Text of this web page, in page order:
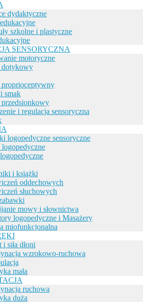
dydaktyczne
szkolne i plastyczne
SENSORYCZNA
motoryczne
dotykowy
proprioceptywny
smak
przedsionkowy
i regulacja sensoryczna
logopedyczne sensoryczne
logopedyczne
i książki
oddechowych
słuchowych
mowy i słownictwa
logopedyczne i Masażery
miofunkcjonalna
siła dłoni
wzrokowo-ruchowa
mała
ruchowa
duża